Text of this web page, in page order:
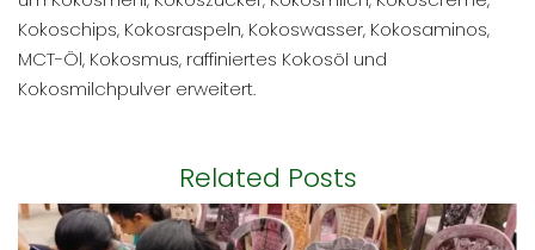
Kokoschips, Kokosraspeln, Kokoswasser, Kokosaminos,
MCT-Öl, Kokosmus, raffiniertes Kokosöl und
Kokosmilchpulver erweitert.
Related Posts